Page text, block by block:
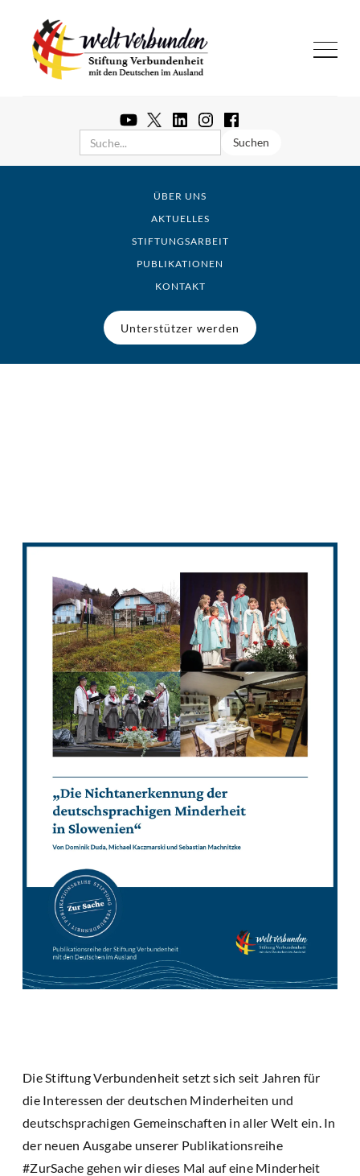
ÜBER UNS
AKTUELLES
STIFTUNGSARBEIT
PUBLIKATIONEN
KONTAKT
Unterstützer werden
Die Stiftung Verbundenheit setzt sich seit Jahren für
die Interessen der deutschen Minderheiten und
deutschsprachigen Gemeinschaften in aller Welt ein. In
der neuen Ausgabe unserer Publikationsreihe
#ZurSache gehen wir dieses Mal auf eine Minderheit